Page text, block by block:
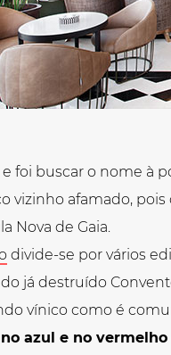
foi buscar o nome à
vizinho afamado,
Nova de Gaia.
divide-se por vários
já destruído
vínico como é
azul e no